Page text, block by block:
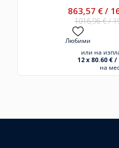
863,57 €/
1016,96€/
Любими
или на
12 x 80.60 € /
на